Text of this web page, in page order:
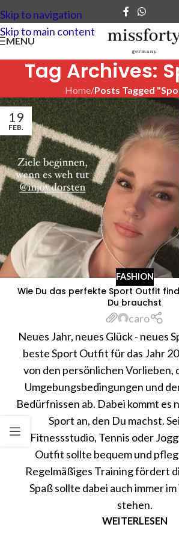
Skip to navigation
Skip to main content
MENU
Tag Archives:
Home/Posts Tagged
19
FEB.
FASHION
Wie Du das perfekte Sport Outfit
Du brauchst
caro
Neues Jahr, neues Glück - neues
beste Sport Outfit für das Jahr
von den persönlichen Vorlieben,
Umgebungsbedingungen und
Bedürfnissen ab. Dabei kommt es
Sport an, den Du machst.
Fitnessstudio, Tennis oder
Outfit sollte bequem und
Regelmäßiges Training fördert
Spaß sollte dabei auch immer
stehen.
WEITERLESEN